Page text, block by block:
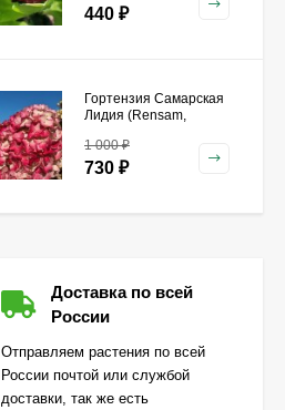
440 ₽
Гортензия Самарская
Лидия (Rensam,
метельчатая
1 000₽
730 ₽
500₽
360
Гортензия Лаймлайт
Доставка по всей
России
Отправляем растения по всей
России почтой или службой
доставки, так же есть